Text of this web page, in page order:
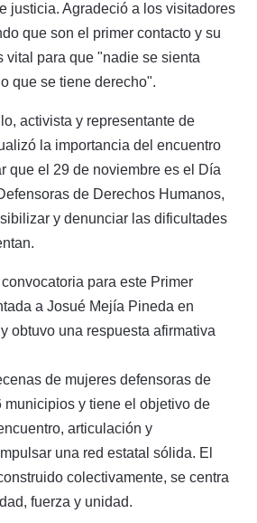
justicia. Agradeció a los visitadores
que son el primer contacto y su
vital para que "nadie se sienta
que se tiene derecho".
activista y representante de
la importancia del encuentro
que el 29 de noviembre es el Día
de Derechos Humanos,
y denunciar las dificultades
para este Primer
a Josué Mejía Pineda en
obtuvo una respuesta afirmativa
de mujeres defensoras de
municipios y tiene el objetivo de
articulación y
una red estatal sólida. El
colectivamente, se centra
fuerza y unidad.